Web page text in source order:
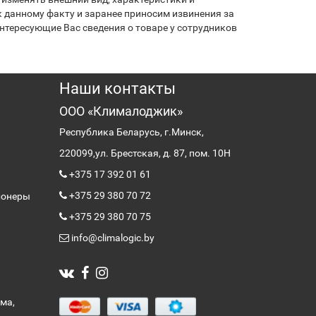
факту и заранее приносим извинения за
Вас сведения о товаре у сотрудников
Наши контакты
ООО «Клималоджик»
Республика Беларусь, г.Минск,
220099,ул. Брестская, д. 87, пом. 10Н
+375 17 392 01 61
+375 29 380 70 72
+375 29 380 70 75
info@climalogic.by